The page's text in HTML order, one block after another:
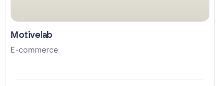
Motivelab
E-commerce